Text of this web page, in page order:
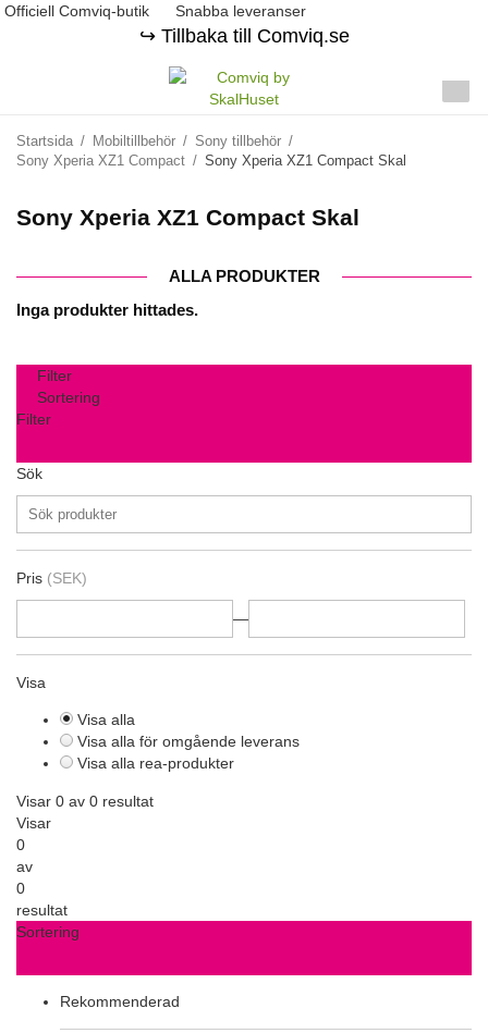
Officiell Comviq-butik Snabba leveranser
↪️ Tillbaka till Comviq.se
Startsida / Mobiltillbehör / Sony tillbehör /
Sony Xperia XZ1 Compact / Sony Xperia XZ1 Compact Skal
Sony Xperia XZ1 Compact Skal
ALLA PRODUKTER
Inga produkter hittades.
Filter
Sortering
Filter
Sök
Pris (SEK)
—
Visa
Visa alla
Visa alla för omgående leverans
Visa alla rea-produkter
Visar 0 av 0 resultat
Visar
0
av
0
resultat
Sortering
Rekommenderad